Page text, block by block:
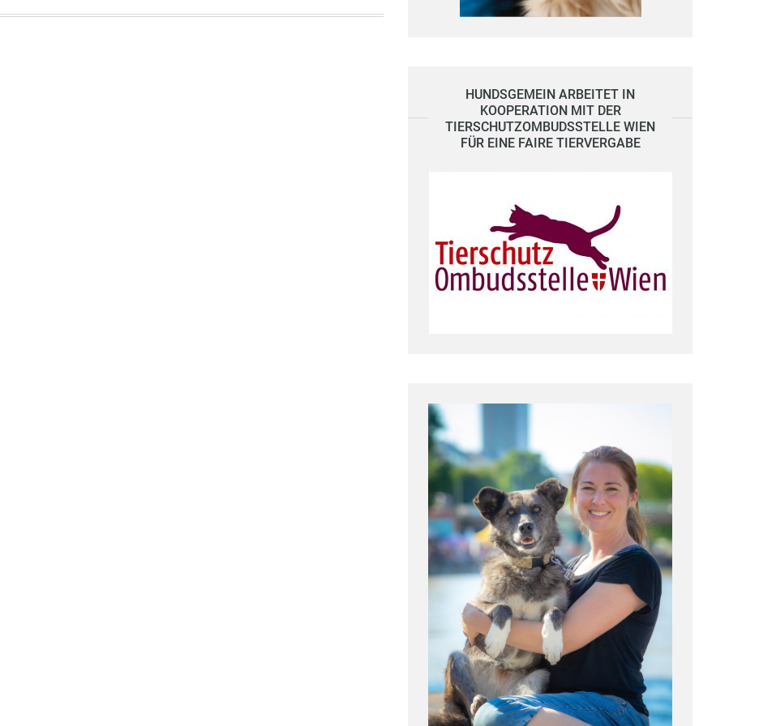
HUNDSGEMEIN ARBEITET IN
KOOPERATION MIT DER
TIERSCHUTZOMBUDSSTELLE WIEN
FÜR EINE FAIRE TIERVERGABE